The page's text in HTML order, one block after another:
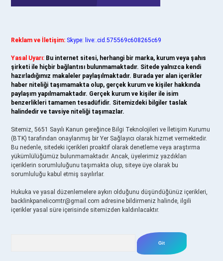
Reklam ve İletişim: Skype: live:.cid.575569c608265c69
Yasal Uyarı: Bu internet sitesi, herhangi bir marka, kurum veya şahıs
şirketi ile hiçbir bağlantısı bulunmamaktadır. Sitede yalnızca kendi
hazırladığımız makaleler paylaşılmaktadır. Burada yer alan içerikler
haber niteliği taşımamakta olup, gerçek kurum ve kişiler hakkında
paylaşım yapılmamaktadır. Gerçek kurum ve kişiler ile isim
benzerlikleri tamamen tesadüfidir. Sitemizdeki bilgiler taslak
halindedir ve tavsiye niteliği taşımazlar.
Sitemiz, 5651 Sayılı Kanun gereğince Bilgi Teknolojileri ve İletişim Kurumu
(BTK) tarafından onaylanmış bir Yer Sağlayıcı olarak hizmet vermektedir.
Bu nedenle, sitedeki içerikleri proaktif olarak denetleme veya araştırma
yükümlülüğümüz bulunmamaktadır. Ancak, üyelerimiz yazdıkları
içeriklerin sorumluluğunu taşımakta olup, siteye üye olarak bu
sorumluluğu kabul etmiş sayılırlar.
Hukuka ve yasal düzenlemelere aykırı olduğunu düşündüğünüz içerikleri,
backlinkpanelicomtr@gmail.com adresine bildirmeniz halinde, ilgili
içerikler yasal süre içerisinde sitemizden kaldırılacaktır.